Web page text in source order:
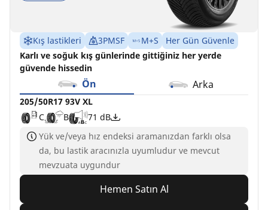
Kış lastikleri 3PMSF M+S
Her Gün Güvenle
Karlı ve soğuk kış günlerinde gittiğiniz her yerde
güvende hissedin
Ön Arka
205/50R17 93V XL
C
B 71 dB
Yük ve/veya hız endeksi aramanızdan farklı olsa
da, bu lastik aracınızla uyumludur ve mevcut
mevzuata uygundur
Hemen Satın Al